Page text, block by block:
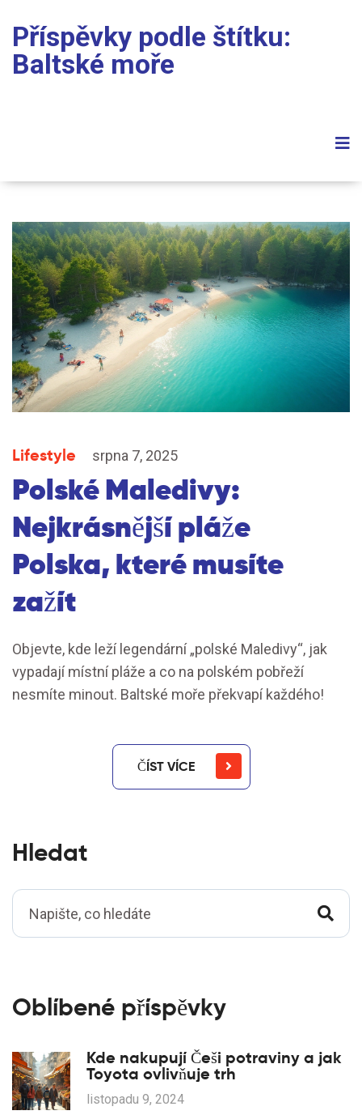
Příspěvky podle štítku:
Baltské moře
Lifestyle srpna 7, 2025
Polské Maledivy:
Nejkrásnější pláže
Polska, které musíte
zažít
Objevte, kde leží legendární „polské Maledivy“, jak
vypadají místní pláže a co na polském pobřeží
nesmíte minout. Baltské moře překvapí každého!
ČÍST VÍCE
Hledat
Oblíbené příspěvky
Kde nakupují Češi potraviny a jak
Toyota ovlivňuje trh
listopadu 9, 2024